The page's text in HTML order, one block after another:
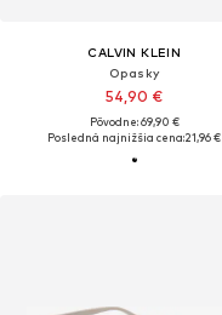
CALVIN KLEIN
Opasky
54,90 €
Pôvodne: 69,90 €
Posledná najnižšia cena:21,96 €